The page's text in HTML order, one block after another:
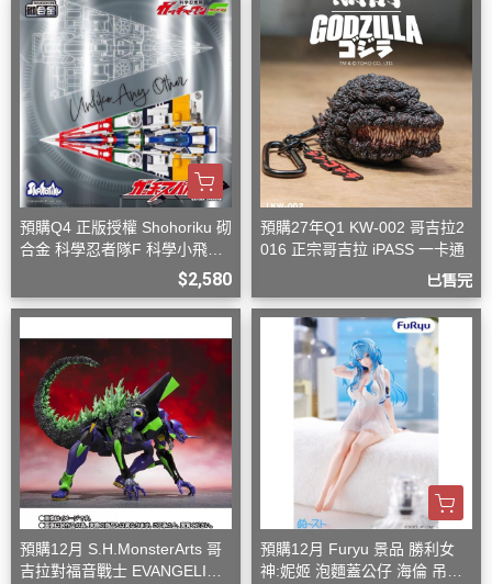
預購Q4 正版授權 Shohoriku 砌
合金 科學忍者隊F 科學小飛俠
$2,580
預購27年Q1 KW-002 哥吉拉2
016 正宗哥吉拉 iPASS 一卡通
已售完
預購12月 S.H.MonsterArts 哥
吉拉對福音戰士 EVANGELION
預購12月 Furyu 景品 勝利女
神:妮姬 泡麵蓋公仔 海倫 吊帶